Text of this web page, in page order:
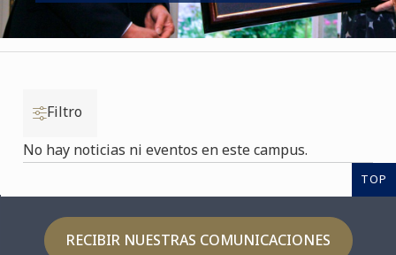
Filtro
No hay noticias ni eventos en este campus.
TOP
RECIBIR NUESTRAS COMUNICACIONES